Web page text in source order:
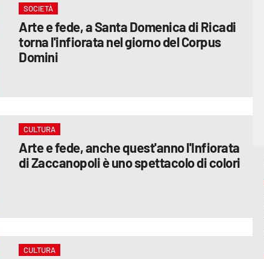
SOCIETÀ
Arte e fede, a Santa Domenica di Ricadi
torna l'infiorata nel giorno del Corpus
Domini
CULTURA
Arte e fede, anche quest'anno l'Infiorata
di Zaccanopoli è uno spettacolo di colori
CULTURA